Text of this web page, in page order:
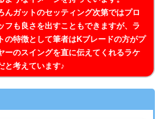
んガットのセッティング次第ではプロ
フも良さを出すこともできますが、ラ
の特徴として筆者はKブレードの方がプ
ーのスイングを直に伝えてくれるラケ
と考えています♪